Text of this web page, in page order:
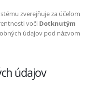
zverejňuje za účelom
voči Dotknutým
údajov pod názvom
údajov